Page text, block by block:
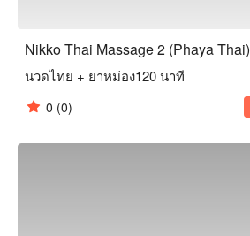
Nikko Thai Massage 2 (Phaya Thai)
นวดไทย + ยาหม่อง120 นาที
0 (0)